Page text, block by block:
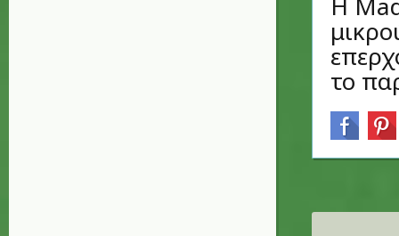
το
Σελίδες